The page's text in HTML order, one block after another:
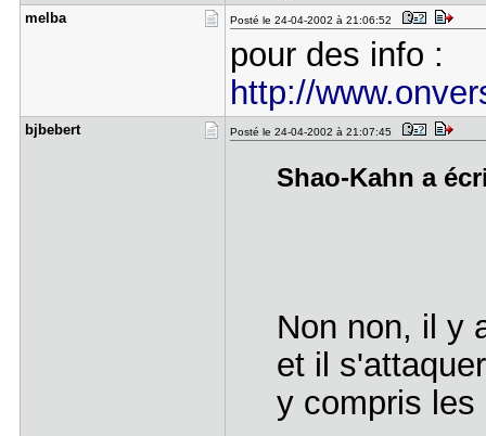
melba Posté le 24-04-2002 à 21:06:52
pour des info :
http://
bjbebert Posté le 24-04-2002 à 21:07:45
Shao-Kahn a
Non non, il y
et il
y compris